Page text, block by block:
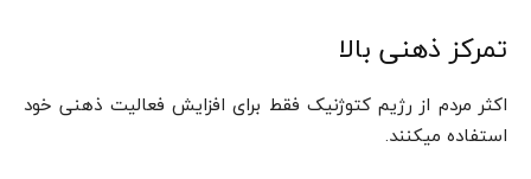
تمرکز ذهنی بالا
اکثر مردم از رژیم کتوژنیک فقط برای افزایش فعالیت ذهنی خود
استفاده میکنند.